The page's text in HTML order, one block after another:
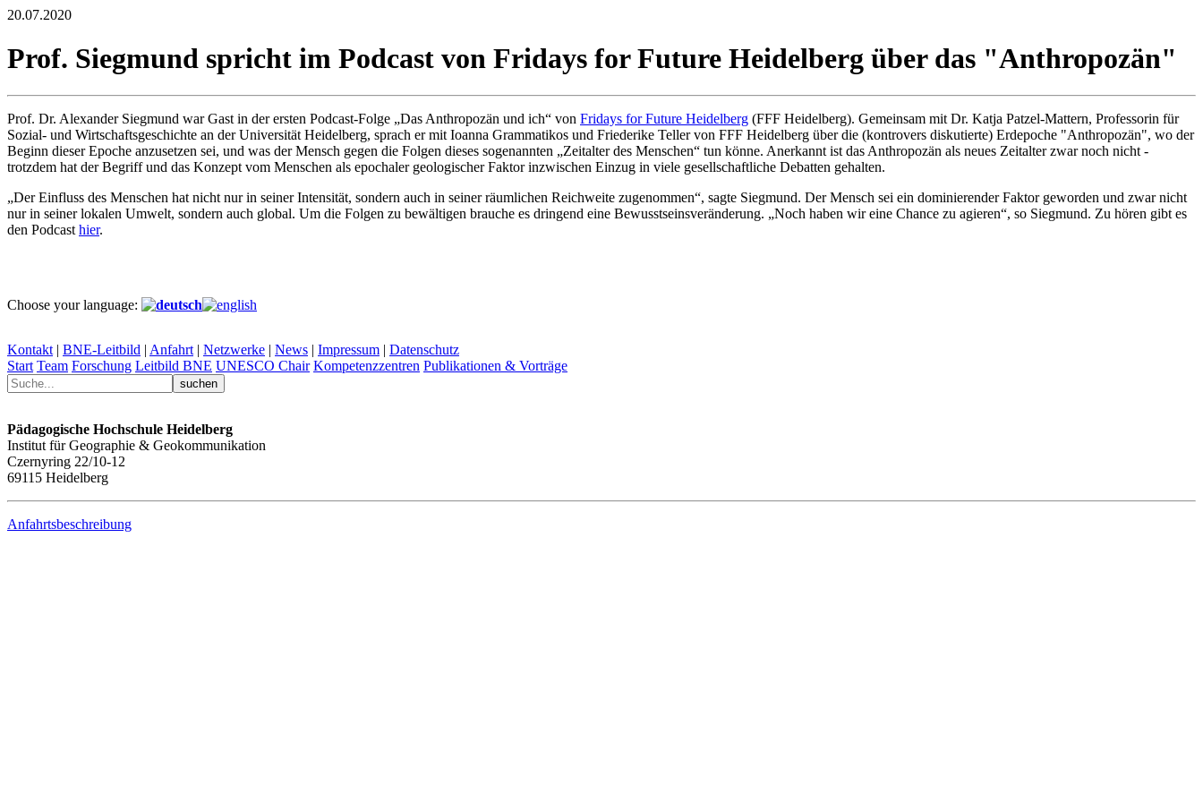
20.07.2020
Prof. Siegmund spricht im Podcast von Fridays for Future Heidelberg über das "Anthropozän"
Prof. Dr. Alexander Siegmund war Gast in der ersten Podcast-Folge „Das Anthropozän und ich“ von Fridays for Future Heidelberg (FFF Heidelberg). Gemeinsam mit Dr. Katja Patzel-Mattern, Professorin für
Sozial- und Wirtschaftsgeschichte an der Universität Heidelberg, sprach er mit Ioanna Grammatikos und Friederike Teller von FFF Heidelberg über die (kontrovers diskutierte) Erdepoche "Anthropozän", wo der
Beginn dieser Epoche anzusetzen sei, und was der Mensch gegen die Folgen dieses sogenannten „Zeitalter des Menschen“ tun könne. Anerkannt ist das Anthropozän als neues Zeitalter zwar noch nicht -
trotzdem hat der Begriff und das Konzept vom Menschen als epochaler geologischer Faktor inzwischen Einzug in viele gesellschaftliche Debatten gehalten.
„Der Einfluss des Menschen hat nicht nur in seiner Intensität, sondern auch in seiner räumlichen Reichweite zugenommen“, sagte Siegmund. Der Mensch sei ein dominierender Faktor geworden und zwar nicht
nur in seiner lokalen Umwelt, sondern auch global. Um die Folgen zu bewältigen brauche es dringend eine Bewusstseinsveränderung. „Noch haben wir eine Chance zu agieren“, so Siegmund. Zu hören gibt es
den Podcast hier.
Choose your language:
Kontakt | BNE-Leitbild | Anfahrt | Netzwerke | News | Impressum | Datenschutz
Start Team Forschung Leitbild BNE UNESCO Chair Kompetenzzentren Publikationen & Vorträge
Pädagogische Hochschule Heidelberg
Institut für Geographie & Geokommunikation
Czernyring 22/10-12
69115 Heidelberg
Anfahrtsbeschreibung